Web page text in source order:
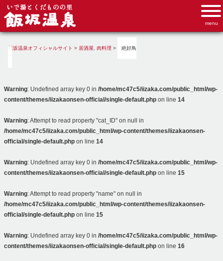
飯坂温泉オフィシャルサイト > 居酒屋 肉料理 > 絶好鳥
Warning: Undefined array key 0 in /home/mc47c5/iizaka.com/public_html/wp-
content/themes/iizakaonsen-official/single-default.php on line 14
Warning: Attempt to read property "cat_ID" on null in
/home/mc47c5/iizaka.com/public_html/wp-content/themes/iizakaonsen-
official/single-default.php on line 14
Warning: Undefined array key 0 in /home/mc47c5/iizaka.com/public_html/wp-
content/themes/iizakaonsen-official/single-default.php on line 15
Warning: Attempt to read property "name" on null in
/home/mc47c5/iizaka.com/public_html/wp-content/themes/iizakaonsen-
official/single-default.php on line 15
Warning: Undefined array key 0 in /home/mc47c5/iizaka.com/public_html/wp-
content/themes/iizakaonsen-official/single-default.php on line 16